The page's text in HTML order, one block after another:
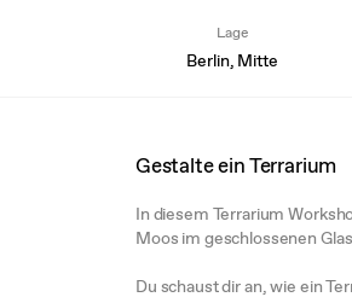
Lage
Berlin, Mitte
Gestalte ein Terrarium
In diesem Terrarium
Moos im geschlossenen
Du schaust dir an, wie ein